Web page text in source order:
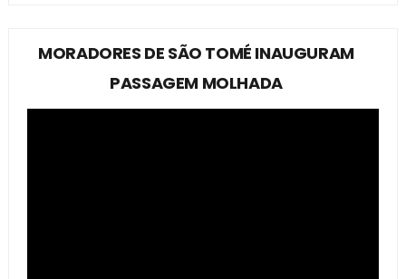
MORADORES DE SÃO TOMÉ INAUGURAM
PASSAGEM MOLHADA